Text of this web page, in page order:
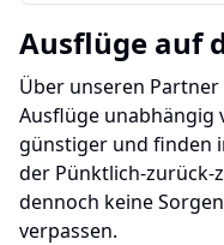
Ausflüge auf
Über unseren Partner
Ausflüge unabhängig
günstiger und finden
der Pünktlich-zurück-
dennoch keine
verpassen.